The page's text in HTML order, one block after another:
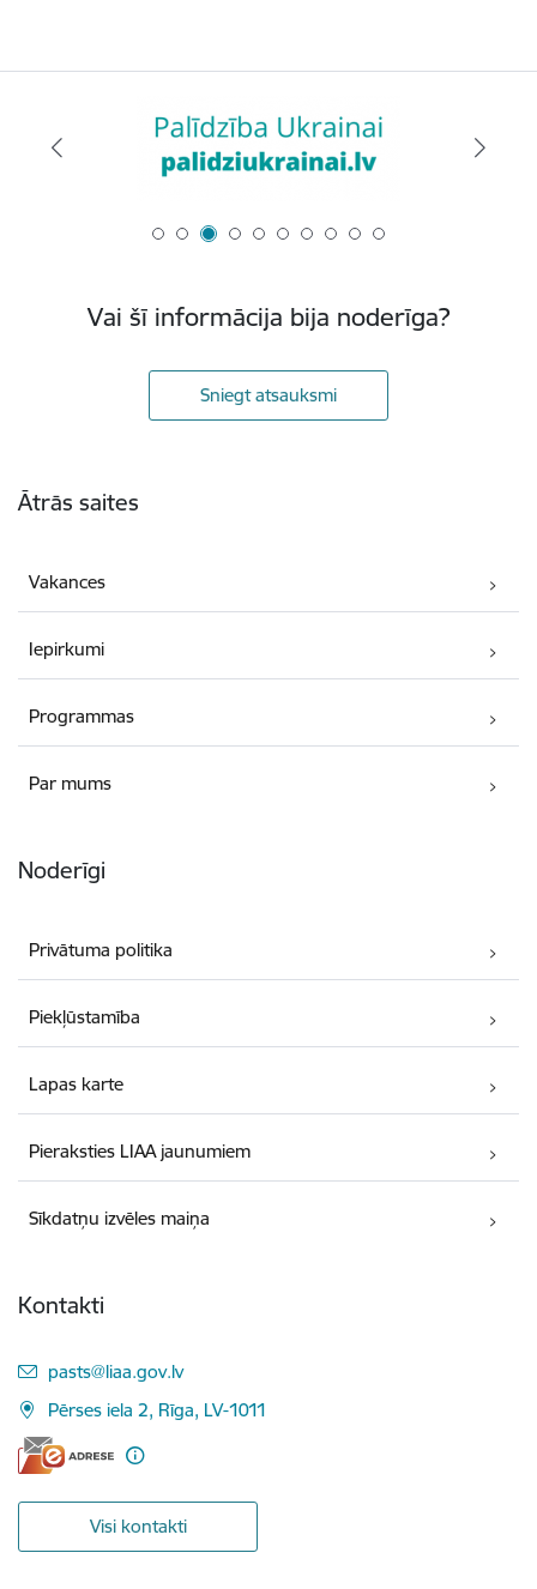
Vai šī informācija bija noderīga?
Sniegt atsauksmi
Ātrās saites
Vakances
Iepirkumi
Programmas
Par mums
Noderīgi
Privātuma politika
Piekļūstamība
Lapas karte
Pieraksties LIAA jaunumiem
Sīkdatņu izvēles maiņa
Kontakti
E-pasts:
pasts@liaa.gov.lv
Pērses iela 2, Rīga, LV-1011
Visi kontakti